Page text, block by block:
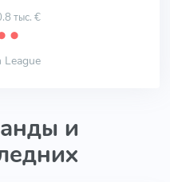
тыс. €
⬤
League
и